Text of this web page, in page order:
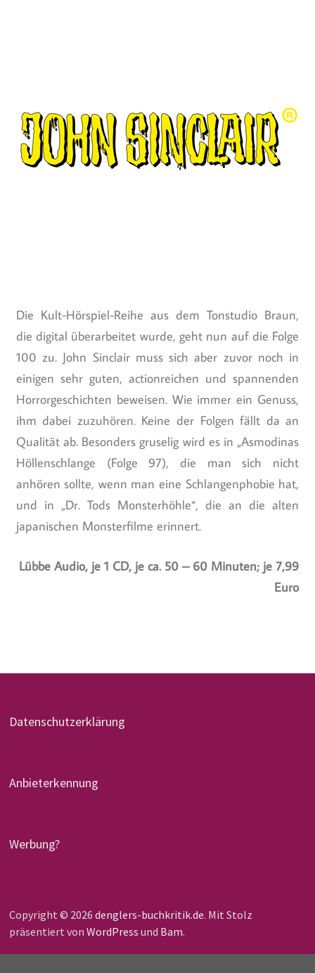
Die Kult-Hörspiel-Reihe aus dem Tonstudio Braun,
die digital überarbeitet wurde, geht nun auf die Folge
100 zu. John Sinclair muss sich aber zuvor noch in
einigen sehr guten, actionreichen und spannenden
Horrorgeschichten beweisen. Wie immer ein Genuss,
ihm dabei zuzuhören. Keine der Folgen fällt da an
Qualität ab. Besonders gruselig wird es in „Asmodinas
Höllenschlange (Folge 97), die man sich nicht
anhören sollte, wenn man eine Schlangenphobie hat,
und in „Dr. Tods Monsterhöhle“, die an die alten
japanischen Monsterfilme erinnert.
Lübbe Audio, je 1 CD, je ca. 50 – 60 Minuten; je 7,99
Euro
Datenschutzerklärung
Anbieterkennung
Werbung?
Copyright © 2026 denglers-buchkritik.de. Mit Stolz
präsentiert von WordPress und Bam.